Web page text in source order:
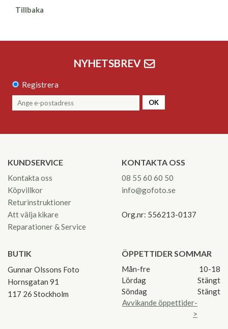
Tillbaka
NYHETSBREV
Registrera
OK
KUNDSERVICE
Kontakta oss
Köpvillkor
Returinstruktioner
Att välja kikare
Reparationer & Service
KONTAKTA OSS
08 55 60 60 50
info@gofoto.se
Org.nr: 556213-0137
BUTIK
Gunnar Olssons Foto
Hornsgatan 91
117 26 Stockholm
ÖPPETTIDER SOMMAR
Mån-fre
10-18
Lördag
Stängt
Söndag
Stängt
Avvikande öppettider-
>